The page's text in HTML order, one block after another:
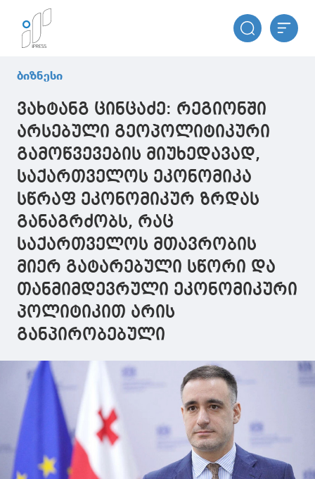
ბიზნესი
ვახტანგ ცინცაძე: რეგიონში
არსებული გეოპოლიტიკური
გამოწვევების მიუხედავად,
საქართველოს ეკონომიკა
სწრაფ ეკონომიკურ ზრდას
განაგრძობს, რაც
საქართველოს მთავრობის
მიერ გატარებული სწორი და
თანმიმდევრული ეკონომიკური
პოლიტიკით არის
განპირობებული